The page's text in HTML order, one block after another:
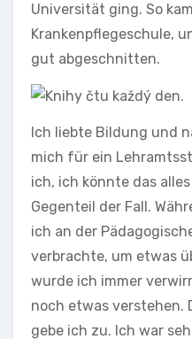
Universität ging. So
Krankenpflegeschule,
gut abgeschnitten.
Ich liebte Bildung und
mich für ein
ich, ich könnte das
Gegenteil der Fall.
ich an der
verbrachte, um etwas
wurde ich immer
noch etwas verstehen.
gebe ich zu. Ich war